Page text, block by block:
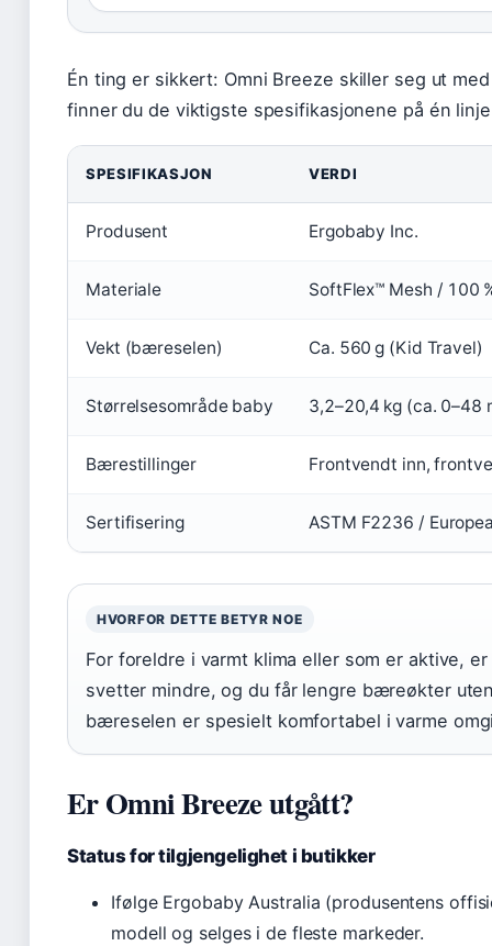
Én ting er sikkert: Omni Breeze skiller seg ut
finner du de viktigste spesifikasjonene på én
SPESIFIKASJON VERDI
Produsent Ergobaby Inc.
Materiale SoftFlex™ Mesh / 100
Vekt (bæreselen) Ca. 560 g (Kid Travel)
Størrelsesområde baby 3,2–20,4 kg (ca. 0–48
Bærestillinger Frontvendt inn,
Sertifisering ASTM F2236 /
HVORFOR DETTE BETYR NOE
For foreldre i varmt klima eller som er aktive,
svetter mindre, og du får lengre bæreøkter
bæreselen er spesielt komfortabel i varme
Er Omni Breeze utgått?
Status for tilgjengelighet i butikker
Ifølge Ergobaby Australia (produsentens
modell og selges i de fleste markeder.